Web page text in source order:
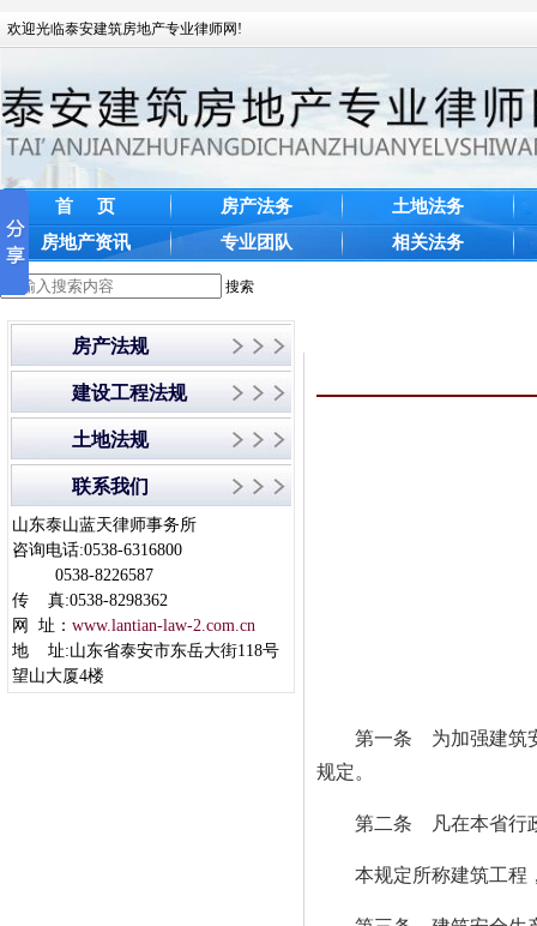
欢迎光临泰安建筑房地产专业律师网!
首 页 房产法务
土地法务
房地产资讯
专业团队 相关法务
搜索
房产法规
建设工程法规
土地法规
联系我们
山东泰山蓝天律师事务所
咨询电话:0538-6316800
0538-8226587
传 真:0538-8298362
网 址： www.lantian-law-2.com.cn
地 址:山东省泰安市东岳大街118号
望山大厦4楼
第一条 为加强建筑安
规定。
第二条 凡在本省行政
本规定所称建筑工程，